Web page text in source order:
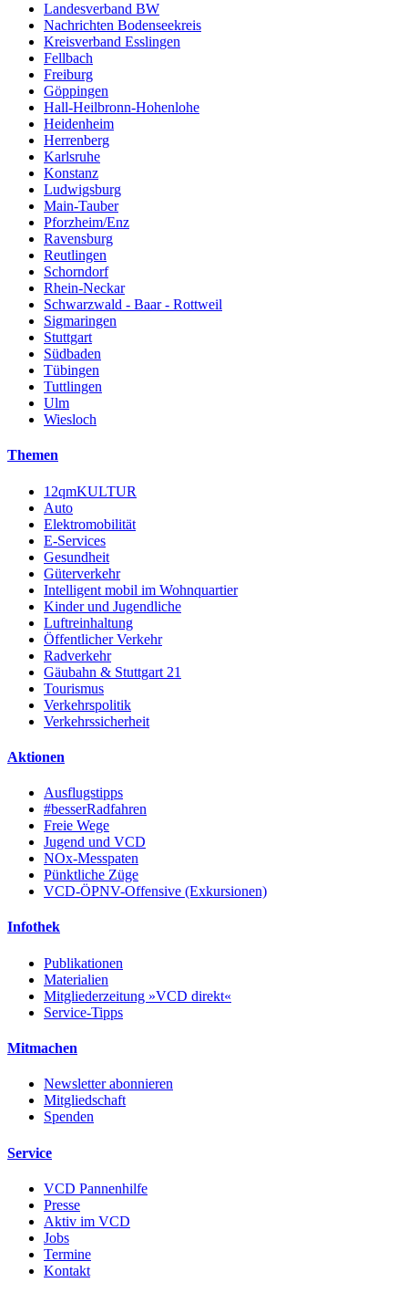
Landesverband BW
Nachrichten Bodenseekreis
Kreisverband Esslingen
Fellbach
Freiburg
Göppingen
Hall-Heilbronn-Hohenlohe
Heidenheim
Herrenberg
Karlsruhe
Konstanz
Ludwigsburg
Main-Tauber
Pforzheim/Enz
Ravensburg
Reutlingen
Schorndorf
Rhein-Neckar
Schwarzwald - Baar - Rottweil
Sigmaringen
Stuttgart
Südbaden
Tübingen
Tuttlingen
Ulm
Wiesloch
Themen
12qmKULTUR
Auto
Elektromobilität
E-Services
Gesundheit
Güterverkehr
Intelligent mobil im Wohnquartier
Kinder und Jugendliche
Luftreinhaltung
Öffentlicher Verkehr
Radverkehr
Gäubahn & Stuttgart 21
Tourismus
Verkehrspolitik
Verkehrssicherheit
Aktionen
Ausflugstipps
#besserRadfahren
Freie Wege
Jugend und VCD
NOx-Messpaten
Pünktliche Züge
VCD-ÖPNV-Offensive (Exkursionen)
Infothek
Publikationen
Materialien
Mitgliederzeitung »VCD direkt«
Service-Tipps
Mitmachen
Newsletter abonnieren
Mitgliedschaft
Spenden
Service
VCD Pannenhilfe
Presse
Aktiv im VCD
Jobs
Termine
Kontakt